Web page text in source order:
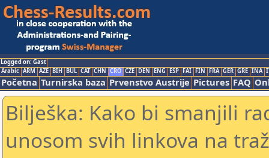
Logged on: Gast
Arabic ARM AZE BIH BUL CAT CHN CRO CZE DEN ENG ESP FAI FIN FRA GER GRE INA
Početna Turnirska baza Prvenstvo Austrije Pictures FAQ
Bilješka: Kako bi smanjili
unosom svih linkova na